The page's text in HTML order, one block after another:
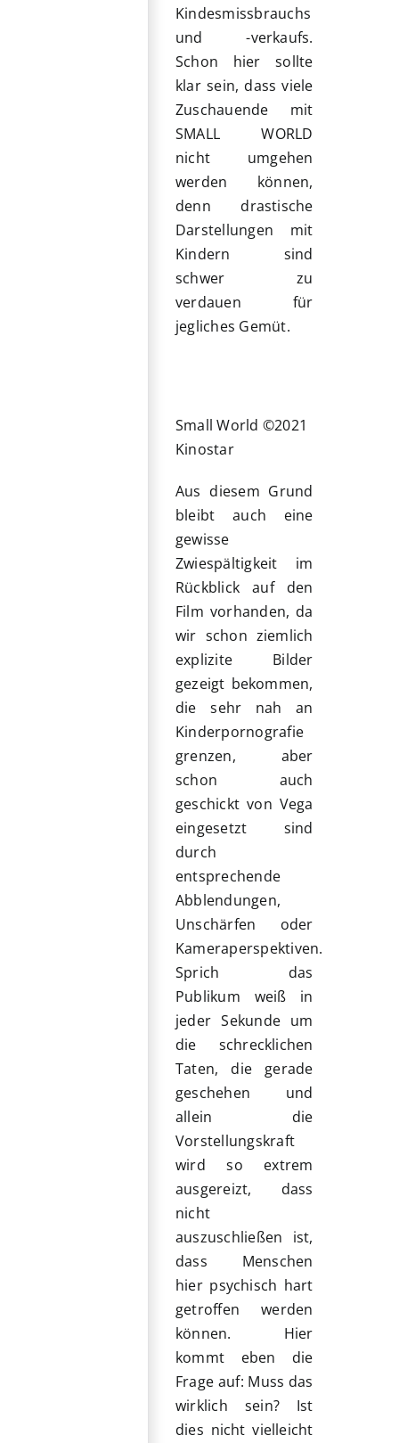
Kindesmissbrauchs
und -verkaufs.
Schon hier sollte
klar sein, dass viele
Zuschauende mit
SMALL WORLD
nicht umgehen
werden können,
denn drastische
Darstellungen mit
Kindern sind
schwer zu
verdauen für
jegliches Gemüt.
Small World ©2021
Kinostar
Aus diesem Grund
bleibt auch eine
gewisse
Zwiespältigkeit im
Rückblick auf den
Film vorhanden, da
wir schon ziemlich
explizite Bilder
gezeigt bekommen,
die sehr nah an
Kinderpornografie
grenzen, aber
schon auch
geschickt von Vega
eingesetzt sind
durch
entsprechende
Abblendungen,
Unschärfen oder
Kameraperspektiven.
Sprich das
Publikum weiß in
jeder Sekunde um
die schrecklichen
Taten, die gerade
geschehen und
allein die
Vorstellungskraft
wird so extrem
ausgereizt, dass
nicht
auszuschließen ist,
dass Menschen
hier psychisch hart
getroffen werden
können. Hier
kommt eben die
Frage auf: Muss das
wirklich sein? Ist
dies nicht vielleicht